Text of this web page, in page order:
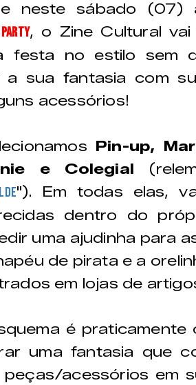
neste sábado (07)
, o Zine Cultural
festa no estilo sem
sua fantasia com
acessórios!
Pin-up,
e Colegial
"). Em todas elas,
dentro do
uma ajudinha para
de pirata e a
em lojas de
é praticamente
uma fantasia que
acessórios em